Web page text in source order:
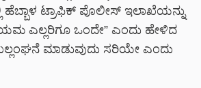
ಟ್ರಾಫಿಕ್ ಪೊಲೀಸ್ ಇಲಾಖೆಯನ್ನು
ಎಲ್ಲರಿಗೂ ಒಂದೇ” ಎಂದು ಹೇಳಿದ
ಮಾಡುವುದು ಸರಿಯೇ ಎಂದು